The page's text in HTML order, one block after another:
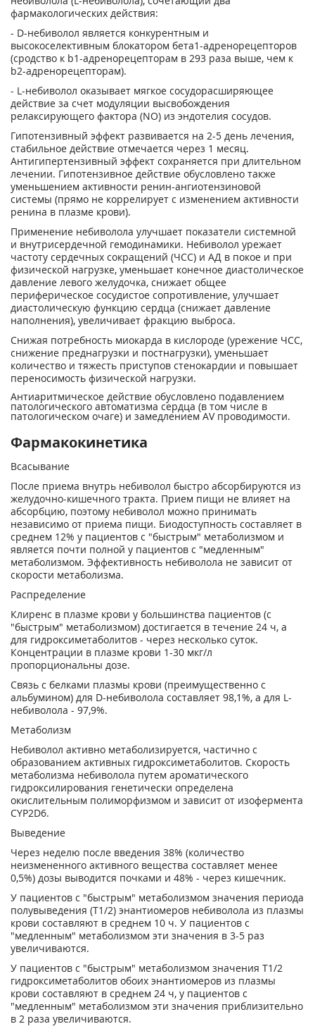
фармакологических действия:
- D-небиволол является конкурентным и
высокоселективным блокатором бета1-адренорецепторов
(сродство к b1-адренорецепторам в 293 раза выше, чем к
b2-адренорецепторам).
- L-небиволол оказывает мягкое сосудорасширяющее
действие за счет модуляции высвобождения
релаксирующего фактора (NO) из эндотелия сосудов.
Гипотензивный эффект развивается на 2-5 день лечения,
стабильное действие отмечается через 1 месяц.
Антигипертензивный эффект сохраняется при длительном
лечении. Гипотензивное действие обусловлено также
уменьшением активности ренин-ангиотензиновой
системы (прямо не коррелирует с изменением активности
ренина в плазме крови).
Применение небиволола улучшает показатели системной
и внутрисердечной гемодинамики. Небиволол урежает
частоту сердечных сокращений (ЧСС) и АД в покое и при
физической нагрузке, уменьшает конечное диастолическое
давление левого желудочка, снижает общее
периферическое сосудистое сопротивление, улучшает
диастолическую функцию сердца (снижает давление
наполнения), увеличивает фракцию выброса.
Снижая потребность миокарда в кислороде (урежение ЧСС,
снижение преднагрузки и постнагрузки), уменьшает
количество и тяжесть приступов стенокардии и повышает
переносимость физической нагрузки.
Антиаритмическое действие обусловлено подавлением
патологического автоматизма сердца (в том числе в
патологическом очаге) и замедлением AV проводимости.
Фармакокинетика
Всасывание
После приема внутрь небиволол быстро абсорбируются из
желудочно-кишечного тракта. Прием пищи не влияет на
абсорбцию, поэтому небиволол можно принимать
независимо от приема пищи. Биодоступность составляет в
среднем 12% у пациентов с "быстрым" метаболизмом и
является почти полной у пациентов с "медленным"
метаболизмом. Эффективность небиволола не зависит от
скорости метаболизма.
Распределение
Клиренс в плазме крови у большинства пациентов (с
"быстрым" метаболизмом) достигается в течение 24 ч, а
для гидроксиметаболитов - через несколько суток.
Концентрации в плазме крови 1-30 мкг/л
пропорциональны дозе.
Связь с белками плазмы крови (преимущественно с
альбумином) для D-небиволола составляет 98,1%, а для L-
небиволола - 97,9%.
Метаболизм
Небиволол активно метаболизируется, частично с
образованием активных гидроксиметаболитов. Скорость
метаболизма небиволола путем ароматического
гидроксилирования генетически определена
окислительным полиморфизмом и зависит от изофермента
CYP2D6.
Выведение
Через неделю после введения 38% (количество
неизмененного активного вещества составляет менее
0,5%) дозы выводится почками и 48% - через кишечник.
У пациентов с "быстрым" метаболизмом значения периода
полувыведения (Т1/2) энантиомеров небиволола из плазмы
крови составляют в среднем 10 ч. У пациентов с
"медленным" метаболизмом эти значения в 3-5 раз
увеличиваются.
У пациентов с "быстрым" метаболизмом значения Т1/2
гидроксиметаболитов обоих энантиомеров из плазмы
крови составляют в среднем 24 ч, у пациентов с
"медленным" метаболизмом эти значения приблизительно
в 2 раза увеличиваются.